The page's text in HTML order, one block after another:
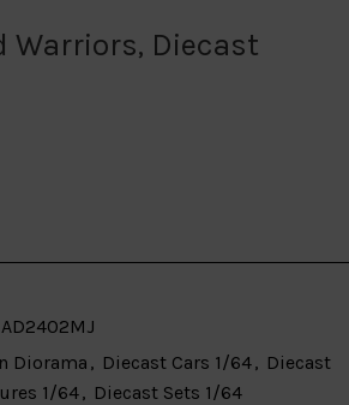
Warriors, Diecast
AD2402MJ
Diorama , Diecast Cars 1/64, Diecast
1/64, Diecast Sets 1/64